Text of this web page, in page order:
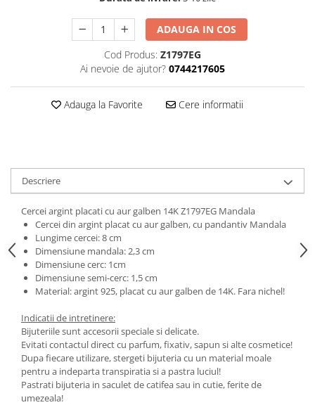
ADAUGA IN COS
Cod Produs: Z1797EG
Ai nevoie de ajutor? 0744217605
Adauga la Favorite Cere informatii
Descriere
Cercei argint placati cu aur galben 14K Z1797EG Mandala
Cercei din argint placat cu aur galben, cu pandantiv Mandala
Lungime cercei: 8 cm
Dimensiune mandala: 2,3 cm
Dimensiune cerc: 1cm
Dimensiune semi-cerc: 1,5 cm
Material: argint 925, placat cu aur galben de 14K. Fara nichel!
Indicatii de intretinere:
Bijuteriile sunt accesorii speciale si delicate.
Evitati contactul direct cu parfum, fixativ, sapun si alte cosmetice!
Dupa fiecare utilizare, stergeti bijuteria cu un material moale
pentru a indeparta transpiratia si a pastra luciul!
Pastrati bijuteria in saculet de catifea sau in cutie, ferite de
umezeala!